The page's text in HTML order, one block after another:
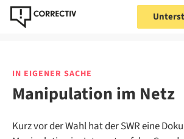
IN EIGENER SACHE
Manipulation im Netz
Kurz vor der Wahl hat der SWR eine